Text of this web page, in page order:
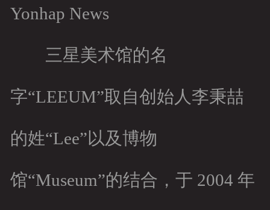
Yonhap News
三星美术馆的名
字“LEEUM”取自创始人李秉喆
的姓“Lee”以及博物
馆“Museum”的结合，于 2004 年